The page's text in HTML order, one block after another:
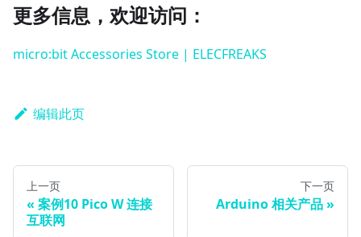
更多信息，欢迎访问：
micro:bit Accessories Store | ELECFREAKS
编辑此页
上一页
案例10 Pico W 连接
互联网
下一页
Arduino 相关产品